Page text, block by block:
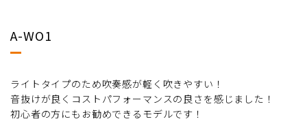
A-WO1
ライトタイプのため吹奏感が軽く吹きやすい！
音抜けが良くコストパフォーマンスの良さを感じました！
初心者の方にもお勧めできるモデルです！